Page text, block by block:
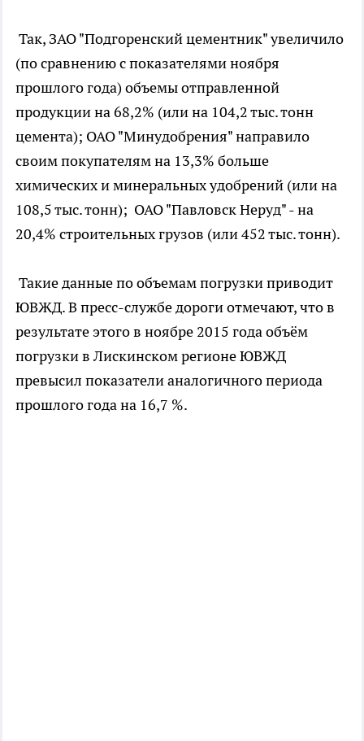
Так, ЗАО "Подгоренский цементник" увеличило
(по сравнению с показателями ноября
прошлого года) объемы отправленной
продукции на 68,2% (или на 104,2 тыс. тонн
цемента); ОАО "Минудобрения" направило
своим покупателям на 13,3% больше
химических и минеральных удобрений (или на
108,5 тыс. тонн); ОАО "Павловск Неруд" - на
20,4% строительных грузов (или 452 тыс. тонн).
Такие данные по объемам погрузки приводит
ЮВЖД. В пресс-службе дороги отмечают, что в
результате этого в ноябре 2015 года объём
погрузки в Лискинском регионе ЮВЖД
превысил показатели аналогичного периода
прошлого года на 16,7 %.